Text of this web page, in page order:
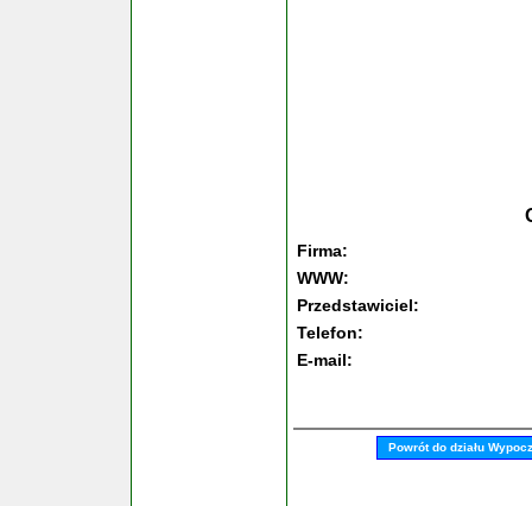
Firma:
WWW:
Przedstawiciel:
Telefon:
E-mail:
Powrót do działu